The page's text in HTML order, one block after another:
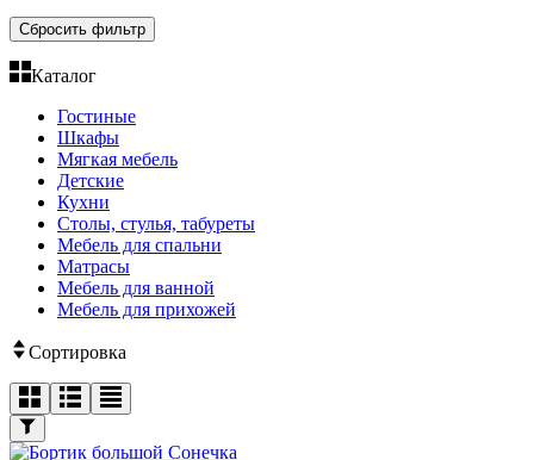
Сбросить фильтр
Каталог
Гостиные
Шкафы
Мягкая мебель
Детские
Кухни
Столы, стулья, табуреты
Мебель для спальни
Матрасы
Мебель для ванной
Мебель для прихожей
Сортировка